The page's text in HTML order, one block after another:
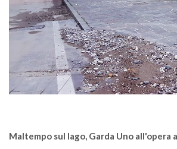
Maltempo sul lago, Garda Uno all'opera